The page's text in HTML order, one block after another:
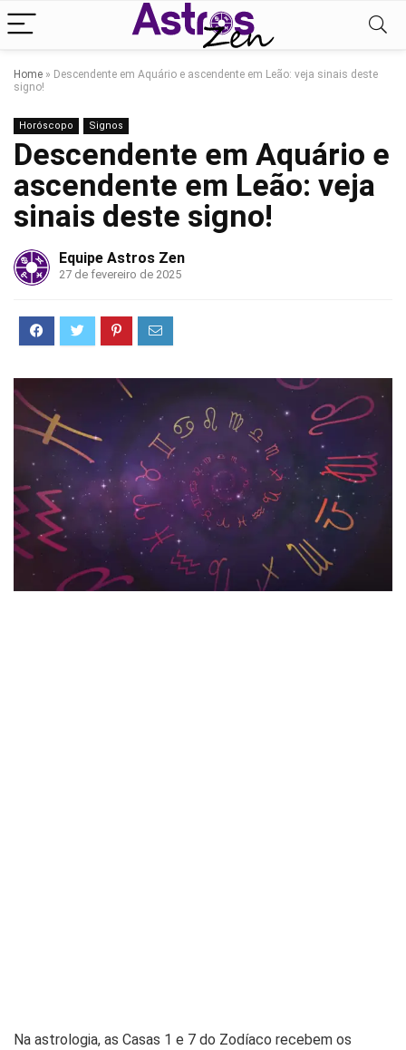
Home » Descendente em Aquário e ascendente em Leão: veja sinais deste
signo!
Horóscopo Signos
Descendente em Aquário e
ascendente em Leão: veja
sinais deste signo!
Equipe Astros Zen
27 de fevereiro de 2025
Na astrologia, as Casas 1 e 7 do Zodíaco recebem os